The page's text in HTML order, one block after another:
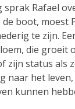
Rafael
boot, moest
te zijn.
die groeit
zijn status als
naar het
kunnen